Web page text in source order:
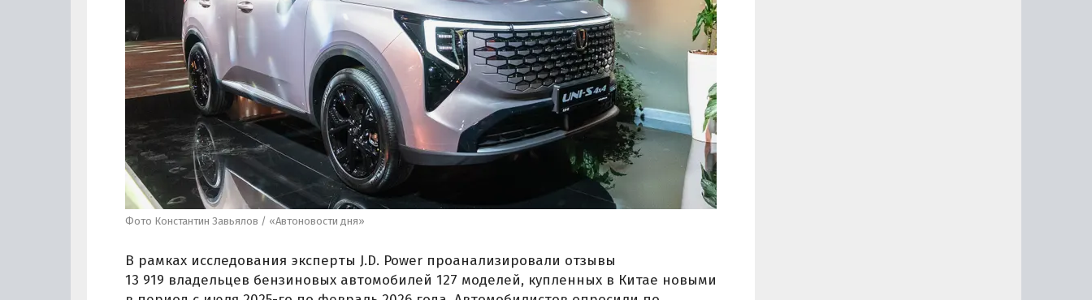
Фото Константин Завьялов / «Автоновости дня»
В рамках исследования эксперты J.D. Power проанализировали отзывы
13 919 владельцев бензиновых автомобилей 127 моделей, купленных в Китае новыми